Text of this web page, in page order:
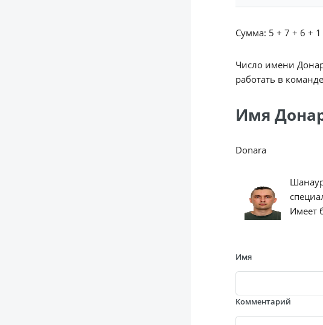
Сумма: 5 + 7 + 6 + 1
Число имени
работать в
Имя
Donara
Имеет
Имя
Комментарий